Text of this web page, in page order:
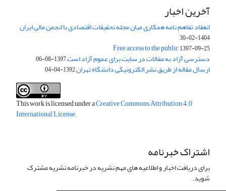
آخرین اخبار
انعقاد تفاهم نامه همکاری میان مجله تحقیقات اقتصادی با انجمن مالی ایران
1404-02-30
Free access to the public1397-09-25
دسترسی آزاد به مقالات در سایت برای عموم آزاد است1397-08-06
ارسال مقاله از طریق نشر الکترونیکی دانشگاه تهران1392-04-04
This work is licensed under aCreative Commons Attribution 4.0
International License.
اشتراک خبرنامه
برای دریافت اخبار و اطلاعیه های مهم نشریه در خبرنامه نشریه مشترک
شوید.